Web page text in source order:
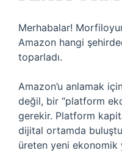
Merhabalar!
Amazon hangi
toparladı.
Amazon’u anlamak
değil, bir “platform
gerekir. Platform
dijital ortamda
üreten yeni ekonomik